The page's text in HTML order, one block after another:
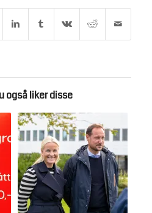
også liker disse